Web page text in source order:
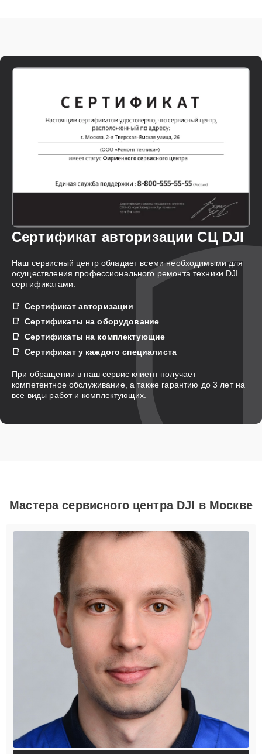
Сертификат авторизации СЦ DJI
Наш сервисный центр обладает всеми необходимыми для
осуществления профессионального ремонта техники DJI
сертификатами:
Сертификат авторизации
Сертификаты на оборудование
Сертификаты на комплектующие
Сертификат у каждого специалиста
При обращении в наш сервис клиент получает
компетентное обслуживание, а также гарантию до 3 лет на
все виды работ и комплектующих.
Мастера сервисного центра DJI в Москве